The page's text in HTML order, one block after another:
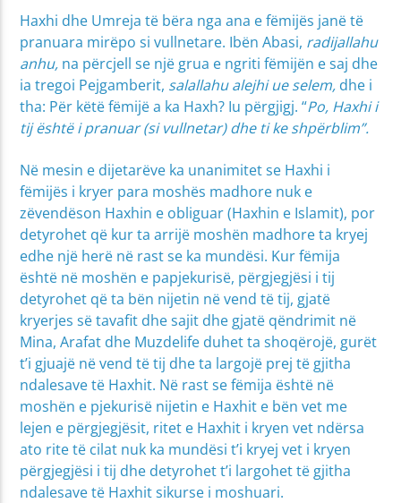
Haxhi dhe Umreja të bëra nga ana e fëmijës janë të
pranuara mirëpo si vullnetare. Ibën Abasi, radijallahu
anhu, na përcjell se një grua e ngriti fëmijën e saj dhe
ia tregoi Pejgamberit, salallahu alejhi ue selem, dhe i
tha: Për këtë fëmijë a ka Haxh? Iu përgjigj. “Po, Haxhi i
tij është i pranuar (si vullnetar) dhe ti ke shpërblim”.
Në mesin e dijetarëve ka unanimitet se Haxhi i
fëmijës i kryer para moshës madhore nuk e
zëvendëson Haxhin e obliguar (Haxhin e Islamit), por
detyrohet që kur ta arrijë moshën madhore ta kryej
edhe një herë në rast se ka mundësi. Kur fëmija
është në moshën e papjekurisë, përgjegjësi i tij
detyrohet që ta bën nijetin në vend të tij, gjatë
kryerjes së tavafit dhe sajit dhe gjatë qëndrimit në
Mina, Arafat dhe Muzdelife duhet ta shoqërojë, gurët
t’i gjuajë në vend të tij dhe ta largojë prej të gjitha
ndalesave të Haxhit. Në rast se fëmija është në
moshën e pjekurisë nijetin e Haxhit e bën vet me
lejen e përgjegjësit, ritet e Haxhit i kryen vet ndërsa
ato rite të cilat nuk ka mundësi t’i kryej vet i kryen
përgjegjësi i tij dhe detyrohet t’i largohet të gjitha
ndalesave të Haxhit sikurse i moshuari.